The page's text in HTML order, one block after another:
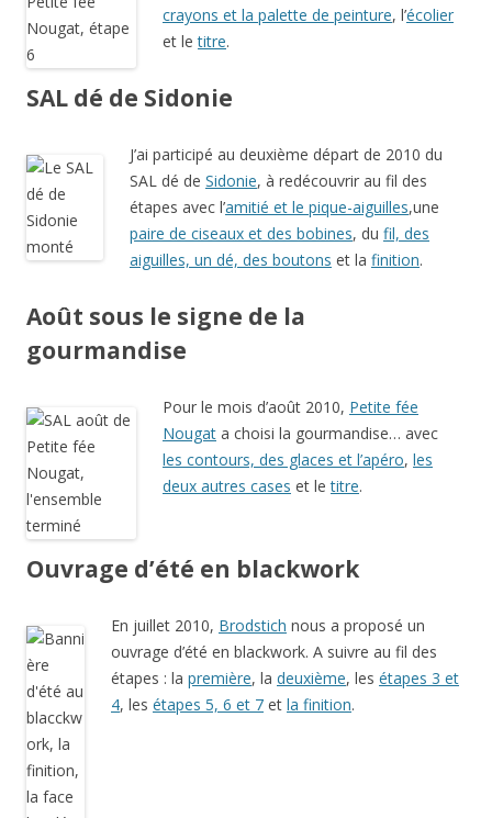
crayons et la palette de peinture, l’écolier
et letitre.
SAL dé de Sidonie
J’ai participé au deuxième départ de 2010 du
SAL dé de Sidonie, à redécouvrir au fil des
étapes avec l’amitié et le pique-aiguilles,une
paire de ciseaux et des bobines, du fil, des
aiguilles, un dé, des boutons et la finition.
Août sous le signe de la
gourmandise
Pour le mois d’août 2010, Petite fée
Nougat a choisi la gourmandise… avec
les contours, des glaces et l’apéro, les
deux autres cases et letitre.
Ouvrage d’été en blackwork
En juillet 2010, Brodstich nous a proposé un
ouvrage d’été en blackwork. A suivre au fil des
étapes : la première, la deuxième, les étapes 3 et
4, les étapes 5, 6 et 7 et la finition.